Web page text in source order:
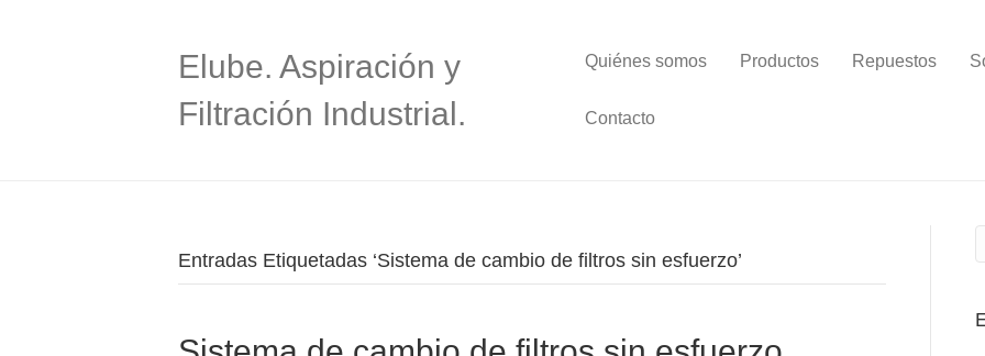
Elube. Aspiración y
Filtración Industrial.
Quiénes somos Productos Repuestos
Contacto
Entradas Etiquetadas ‘Sistema de cambio de filtros sin esfuerzo’